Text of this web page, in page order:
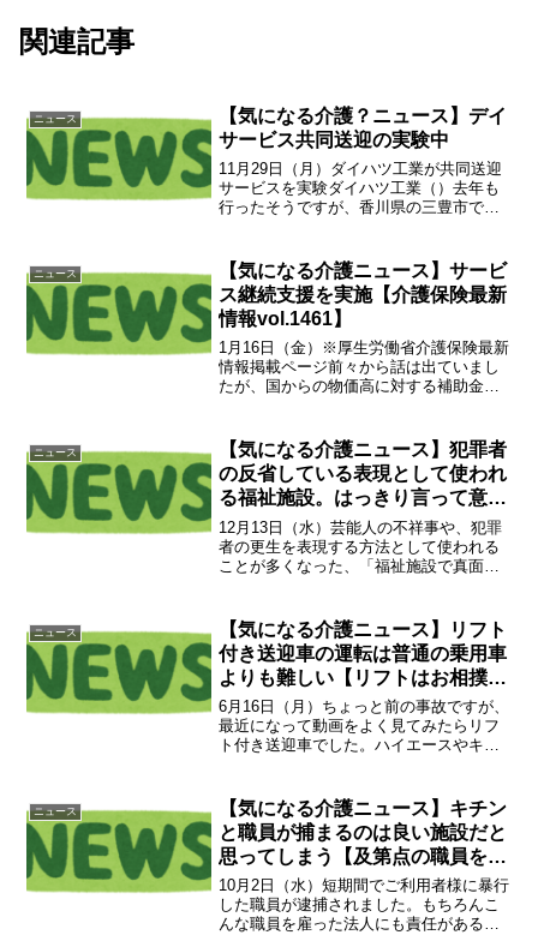
関連記事
ニュース
【気になる介護？ニュース】デイ
サービス共同送迎の実験中
11月29日（月）ダイハツ工業が共同送迎
サービスを実験ダイハツ工業（）去年も
行ったそうですが、香川県の三豊市で通
行えば、効率的な運航が可能かもしれま
せん。一日の業務でヘ...
ニュース
【気になる介護ニュース】サービ
ス継続支援を実施【介護保険最新
情報vol.1461】
1月16日（金）※厚生労働省介護保険最新
情報掲載ページ前々から話は出ていまし
たが、国からの物価高に対する補助金が
が、物価高に追いつけないのは税金事業
の悲しいところ。とは...
ニュース
【気になる介護ニュース】犯罪者
の反省している表現として使われ
る福祉施設。はっきり言って意味
ありません【ご利用者様に貢献は
出来るけど、技術が必要】
12月13日（水）芸能人の不祥事や、犯罪
者の更生を表現する方法として使われる
ことが多くなった、「福祉施設で真面目
す。「金山送りのような３K現場で頑張っ
たから許してね♪」...
ニュース
【気になる介護ニュース】リフト
付き送迎車の運転は普通の乗用車
よりも難しい【リフトはお相撲さ
んより遥かに重い】
6月16日（月）ちょっと前の事故ですが、
最近になって動画をよく見てみたらリフ
ト付き送迎車でした。ハイエースやキャ
多いので実際にはミニバンなどよりも死
角が少ないので難易度...
ニュース
【気になる介護ニュース】キチン
と職員が捕まるのは良い施設だと
思ってしまう【及第点の職員を揃
える難しさよ】
10月2日（水）短期間でご利用者様に暴行
した職員が逮捕されました。もちろんこ
んな職員を雇った法人にも責任があると